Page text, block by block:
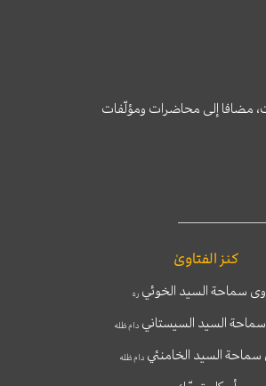
مضافا إلى محاضرات ومؤلّفات
كنز الفتاوىٰ
سماحة السيد الخوئي ره
السيد السيستاني دام ظله
سماحة السيد الخامنئيدام ظله